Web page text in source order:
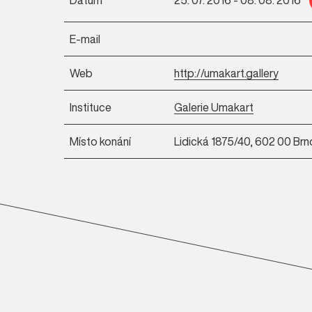
E-mail
Web http://umakart.gallery
Instituce Galerie Umakart
Místo konání Lidická 1875/40, 602 00